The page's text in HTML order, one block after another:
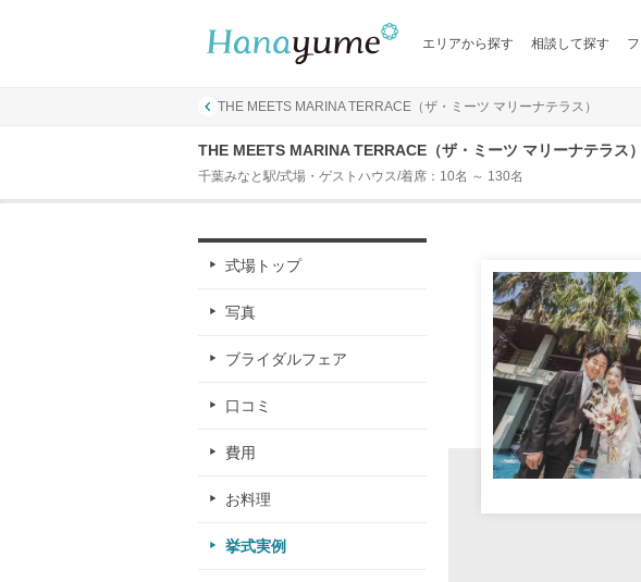
エリアから探す 相談して探す
THE MEETS MARINA TERRACE（ザ・ミーツ マリーナテラス）
THE MEETS MARINA TERRACE（ザ・ミーツ マリーナテラス
千葉みなと駅/式場・ゲストハウス/着席：10名 ～ 130名
式場トップ
写真
ブライダルフェア
口コミ
費用
お料理
挙式実例